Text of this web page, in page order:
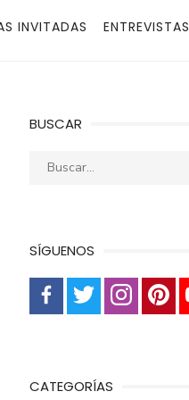
INVITADAS ENTREVISTAS
BUSCAR
Buscar:
SÍGUENOS
CATEGORÍAS